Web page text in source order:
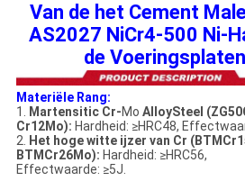
Van de het Cement
AS2027 NiCr4-500 Ni-
de
Materiële Rang:
1. Martensitic Cr-Mo AlloySteel
Cr12Mo): Hardheid: ≥HRC48,
2. Het hoge witte ijzer van Cr
BTMCr26Mo): Hardheid: ≥HRC56,
Effectwaarde: ≥5J.